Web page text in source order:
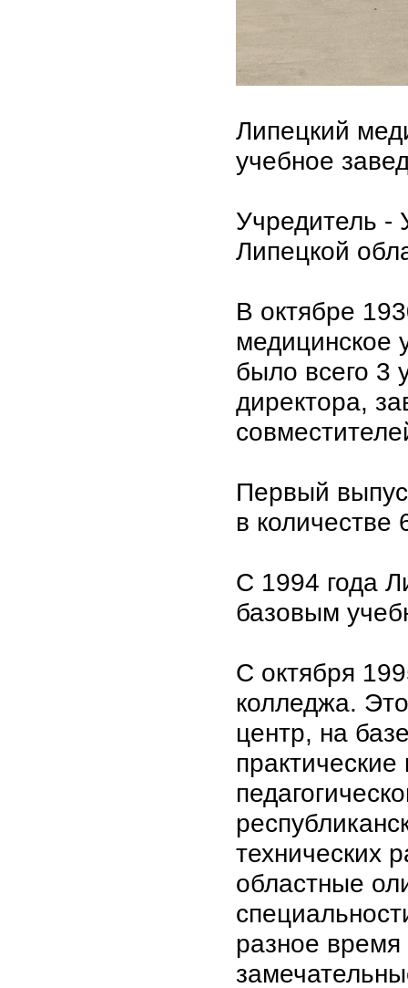
Липецкий
учебное
Учредитель -
Липецкой
В октябре
медицинское
было всего 3
директора,
Первый
в количестве
С 1994 года
базовым
С октября
колледжа.
центр, на
технических
областные
разное